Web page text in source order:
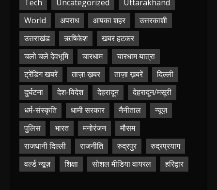
Tech
Uncategorized
Uttarakhand
World
अपराध आपका शहर
उत्तरकाशी
उत्तराखंड
ऋषिकेश
खबर हटकर
चलो चले देवभूमि
चारधाम
चारधाम यात्रा
ट्रेंडिंग खबरें
ताज़ा ख़बर ताज़ा ख़बरें
दिल्ली
दुर्घटना
देश-विदेश देहरादून
देहरादून/मसूरी
धर्म-संस्कृति
धामी सरकार नैनीताल
न्यूज़
पुलिस
भारत मनोरंजन
मौसम
राजधानी दिल्ली
राजनीति रुद्रपुर
रुद्रप्रयाग
वर्ल्ड न्यूज़
शिक्षा सोशल मीडिया वायरल हरिद्वार